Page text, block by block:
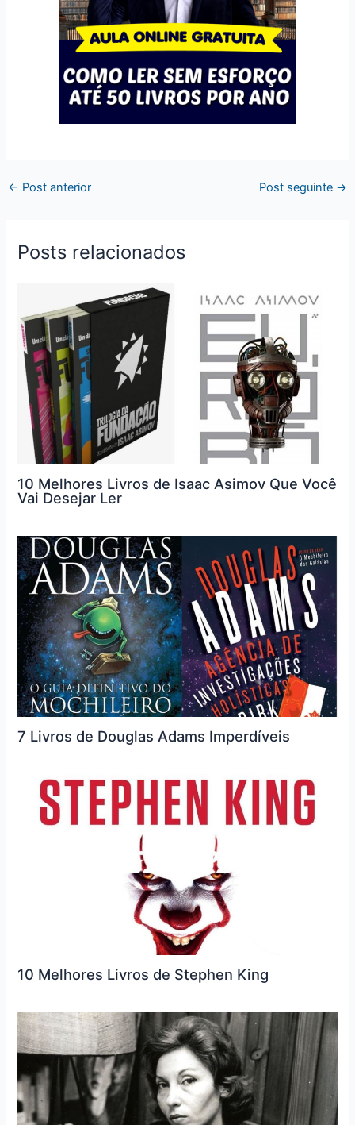
← Post anterior Post seguinte →
Posts relacionados
10 Melhores Livros de Isaac Asimov Que Você
Vai Desejar Ler
7 Livros de Douglas Adams Imperdíveis
10 Melhores Livros de Stephen King